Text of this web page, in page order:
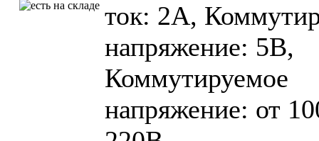
ток: 2А,
напряжение: 5В,
Коммутируемое
напряжение: от